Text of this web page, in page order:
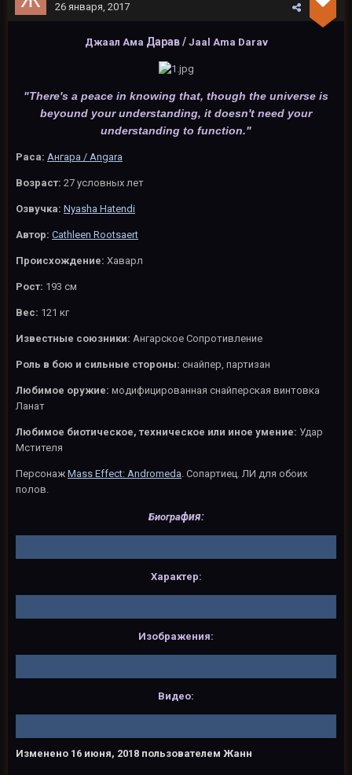
26 января, 2017
Джаал Ама Дарав /Jaal Ama Darav
"There's a peace in knowing that, though the universe is
beyound your understanding, it doesn't need your
understanding to function."
Раса: Ангара / Angara
Возраст: 27 условных лет
Озвучка: Nyasha Hatendi
Автор: Cathleen Rootsaert
Происхождение: Хаварл
Рост: 193 см
Вес: 121 кг
Известные союзники: Ангарское Сопротивление
Роль в бою и сильные стороны: снайпер, партизан
Любимое оружие: модифицированная снайперская винтовка
Ланат
Любимое биотическое, техническое или иное умение: Удар
Мстителя
Персонаж Mass Effect: Andromeda . Сопартиец. ЛИ для обоих
полов.
Биография:
Характер:
Изображения:
Видео:
Изменено 16 июня, 2018 пользователем Жанн